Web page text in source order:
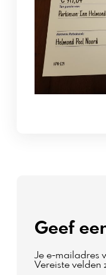
Geef
Je e-mailadres
Vereiste velden